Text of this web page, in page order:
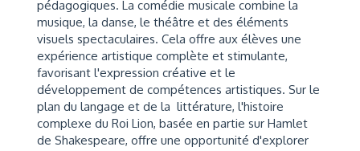
pédagogiques. La comédie musicale combine la
musique, la danse, le théâtre et des éléments
visuels spectaculaires. Cela offre aux élèves une
expérience artistique complète et stimulante,
favorisant l'expression créative et le
développement de compétences artistiques. Sur le
plan du langage et de la littérature, l'histoire
complexe du Roi Lion, basée en partie sur Hamlet
de Shakespeare, offre une opportunité d'explorer